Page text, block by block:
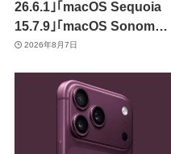
26.6.1｣｢macOS Sequoia
15.7.9｣｢macOS Sonoma
14.8.9｣をリリース ｰ 画面共
2026年8月7日